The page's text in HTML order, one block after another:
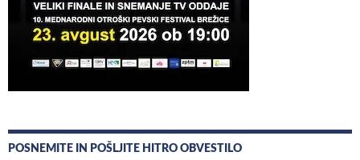
POSNEMITE IN POŠLJITE HITRO OBVESTILO